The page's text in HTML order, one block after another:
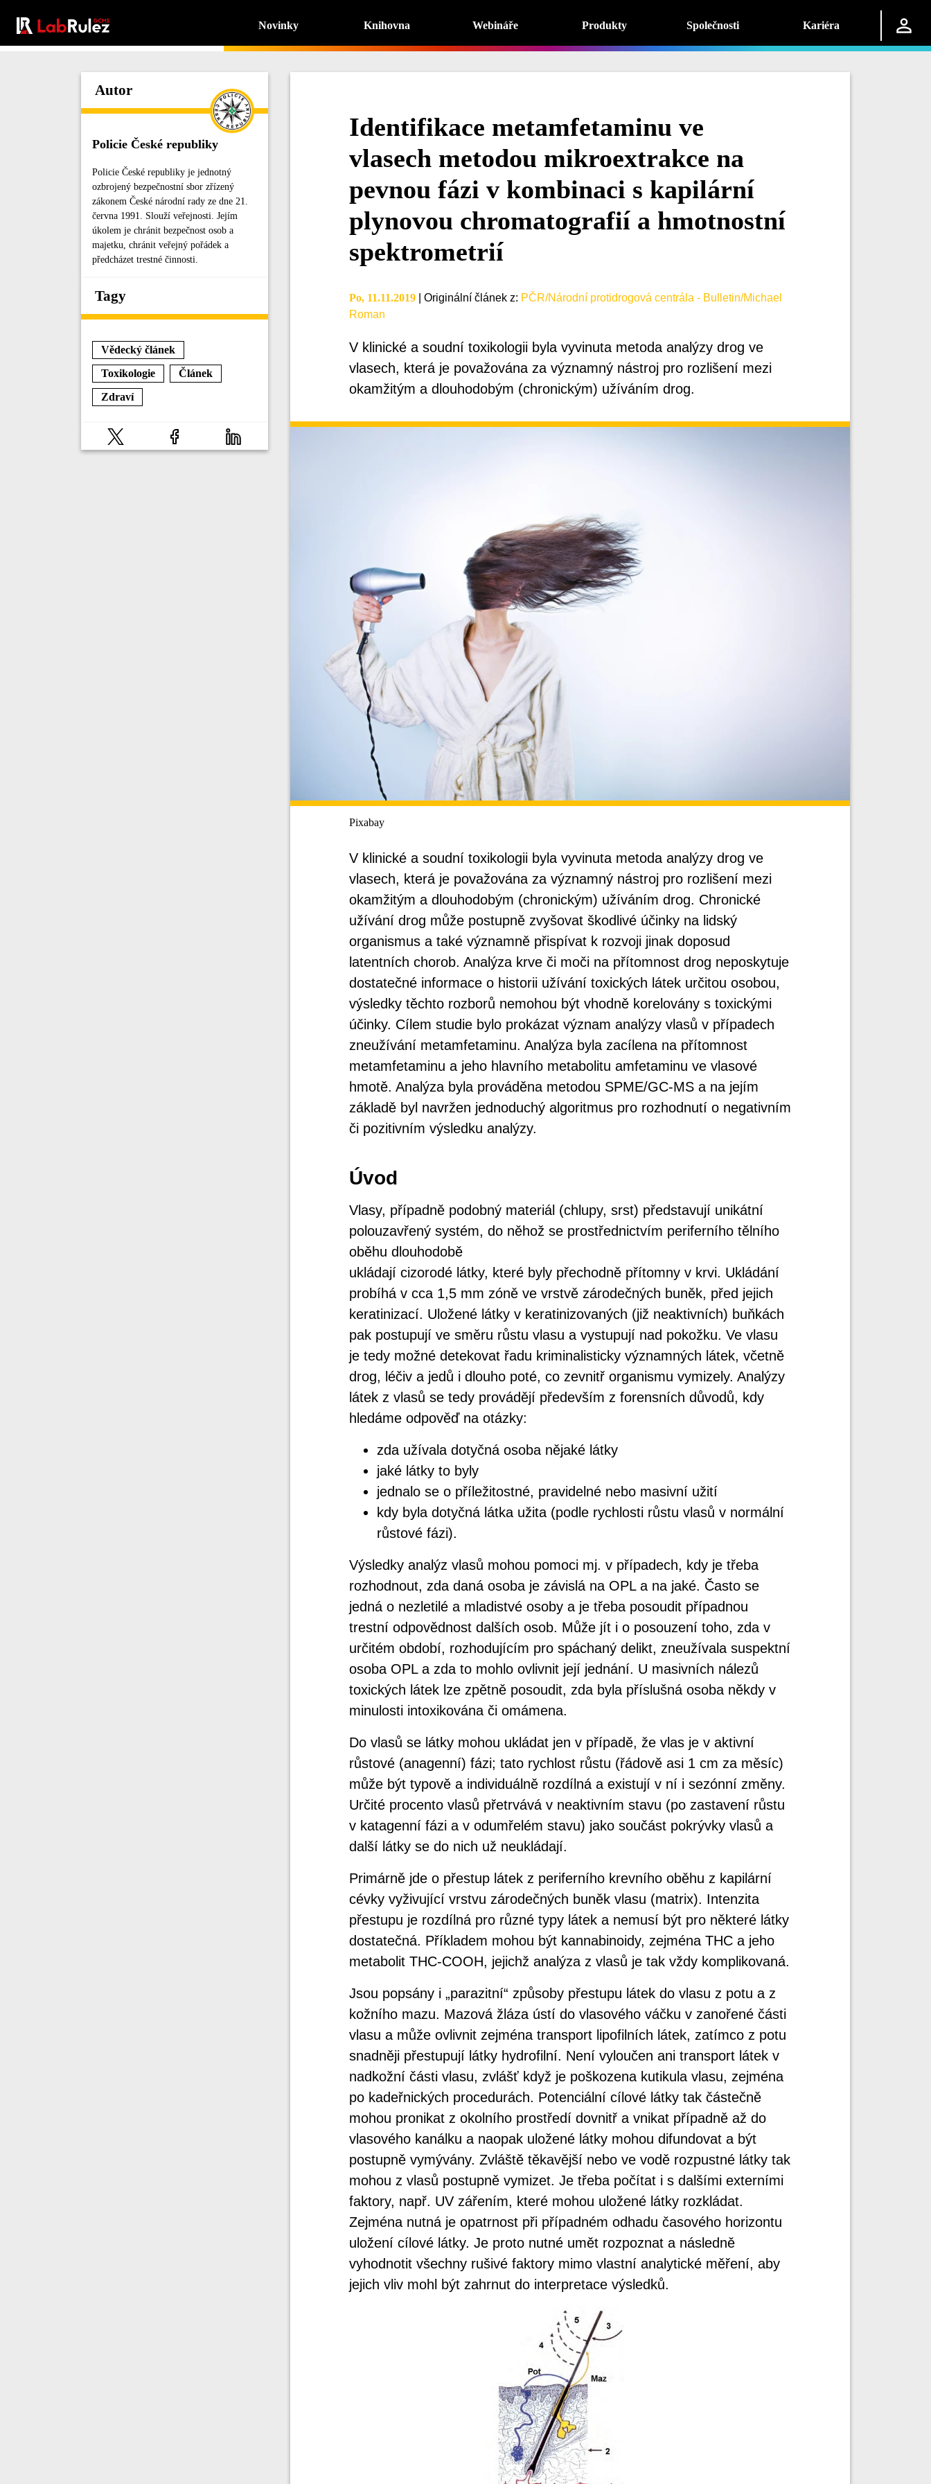
Novinky Knihovna Webináře Produkty Společnosti Kariéra
Autor
Policie České republiky
Policie České republiky je jednotný
ozbrojený bezpečnostní sbor zřízený
zákonem České národní rady ze dne 21.
června 1991. Slouží veřejnosti. Jejím
úkolem je chránit bezpečnost osob a
majetku, chránit veřejný pořádek a
předcházet trestné činnosti.
Tagy
Vědecký článek
Toxikologie
Článek
Zdraví
Identifikace metamfetaminu ve
vlasech metodou mikroextrakce na
pevnou fázi v kombinaci s kapilární
plynovou chromatografií a hmotnostní
spektrometrií
Po, 11.11.2019 Originální článek z: PČR/Národní protidrogová centrála - Bulletin/Michael
Roman
V klinické a soudní toxikologii byla vyvinuta metoda analýzy drog ve
vlasech, která je považována za významný nástroj pro rozlišení mezi
okamžitým a dlouhodobým (chronickým) užíváním drog.
Pixabay
V klinické a soudní toxikologii byla vyvinuta metoda analýzy drog ve
vlasech, která je považována za významný nástroj pro rozlišení mezi
okamžitým a dlouhodobým (chronickým) užíváním drog. Chronické
užívání drog může postupně zvyšovat škodlivé účinky na lidský
organismus a také významně přispívat k rozvoji jinak doposud
latentních chorob. Analýza krve či moči na přítomnost drog neposkytuje
dostatečné informace o historii užívání toxických látek určitou osobou,
výsledky těchto rozborů nemohou být vhodně korelovány s toxickými
účinky. Cílem studie bylo prokázat význam analýzy vlasů v případech
zneužívání metamfetaminu. Analýza byla zacílena na přítomnost
metamfetaminu a jeho hlavního metabolitu amfetaminu ve vlasové
hmotě. Analýza byla prováděna metodou SPME/GC-MS a na jejím
základě byl navržen jednoduchý algoritmus pro rozhodnutí o negativním
či pozitivním výsledku analýzy.
Úvod
Vlasy, případně podobný materiál (chlupy, srst) představují unikátní
polouzavřený systém, do něhož se prostřednictvím periferního tělního
oběhu dlouhodobě
ukládají cizorodé látky, které byly přechodně přítomny v krvi. Ukládání
probíhá v cca 1,5 mm zóně ve vrstvě zárodečných buněk, před jejich
keratinizací. Uložené látky v keratinizovaných (již neaktivních) buňkách
pak postupují ve směru růstu vlasu a vystupují nad pokožku. Ve vlasu
je tedy možné detekovat řadu kriminalisticky významných látek, včetně
drog, léčiv a jedů i dlouho poté, co zevnitř organismu vymizely. Analýzy
látek z vlasů se tedy provádějí především z forensních důvodů, kdy
hledáme odpověď na otázky:
zda užívala dotyčná osoba nějaké látky
jaké látky to byly
jednalo se o příležitostné, pravidelné nebo masivní užití
kdy byla dotyčná látka užita (podle rychlosti růstu vlasů v normální
růstové fázi).
Výsledky analýz vlasů mohou pomoci mj. v případech, kdy je třeba
rozhodnout, zda daná osoba je závislá na OPL a na jaké. Často se
jedná o nezletilé a mladistvé osoby a je třeba posoudit případnou
trestní odpovědnost dalších osob. Může jít i o posouzení toho, zda v
určitém období, rozhodujícím pro spáchaný delikt, zneužívala suspektní
osoba OPL a zda to mohlo ovlivnit její jednání. U masivních nálezů
toxických látek lze zpětně posoudit, zda byla příslušná osoba někdy v
minulosti intoxikována či omámena.
Do vlasů se látky mohou ukládat jen v případě, že vlas je v aktivní
růstové (anagenní) fázi; tato rychlost růstu (řádově asi 1 cm za měsíc)
může být typově a individuálně rozdílná a existují v ní i sezónní změny.
Určité procento vlasů přetrvává v neaktivním stavu (po zastavení růstu
v katagenní fázi a v odumřelém stavu) jako součást pokrývky vlasů a
další látky se do nich už neukládají.
Primárně jde o přestup látek z periferního krevního oběhu z kapilární
cévky vyživující vrstvu zárodečných buněk vlasu (matrix). Intenzita
přestupu je rozdílná pro různé typy látek a nemusí být pro některé látky
dostatečná. Příkladem mohou být kannabinoidy, zejména THC a jeho
metabolit THC-COOH, jejichž analýza z vlasů je tak vždy komplikovaná.
Jsou popsány i „parazitní“ způsoby přestupu látek do vlasu z potu a z
kožního mazu. Mazová žláza ústí do vlasového váčku v zanořené části
vlasu a může ovlivnit zejména transport lipofilních látek, zatímco z potu
snadněji přestupují látky hydrofilní. Není vyloučen ani transport látek v
nadkožní části vlasu, zvlášť když je poškozena kutikula vlasu, zejména
po kadeřnických procedurách. Potenciální cílové látky tak částečně
mohou pronikat z okolního prostředí dovnitř a vnikat případně až do
vlasového kanálku a naopak uložené látky mohou difundovat a být
postupně vymývány. Zvláště těkavější nebo ve vodě rozpustné látky tak
mohou z vlasů postupně vymizet. Je třeba počítat i s dalšími externími
faktory, např. UV zářením, které mohou uložené látky rozkládat.
Zejména nutná je opatrnost při případném odhadu časového horizontu
uložení cílové látky. Je proto nutné umět rozpoznat a následně
vyhodnotit všechny rušivé faktory mimo vlastní analytické měření, aby
jejich vliv mohl být zahrnut do interpretace výsledků.